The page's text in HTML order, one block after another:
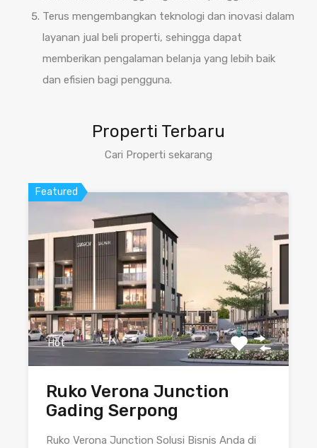
Terus mengembangkan teknologi dan inovasi dalam
layanan jual beli properti, sehingga dapat
memberikan pengalaman belanja yang lebih baik
dan efisien bagi pengguna.
Properti Terbaru
Cari Properti sekarang
Featured
Hot
Ruko Verona Junction
Gading Serpong
Ruko Verona Junction Solusi Bisnis Anda di